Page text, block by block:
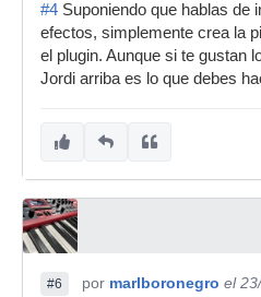
#4 Suponiendo que hablas de
efectos, simplemente crea la
el plugin. Aunque si te gustan
Jordi arriba es lo que debes
#6 por marlboronegro el